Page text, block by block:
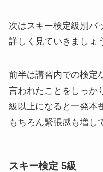
次はスキー検定級別バ
詳しく見ていきましょ
前半は講習内での検定
言われたことをしっか
級以上になると一発本
もちろん緊張感も増し
スキー検定 5級